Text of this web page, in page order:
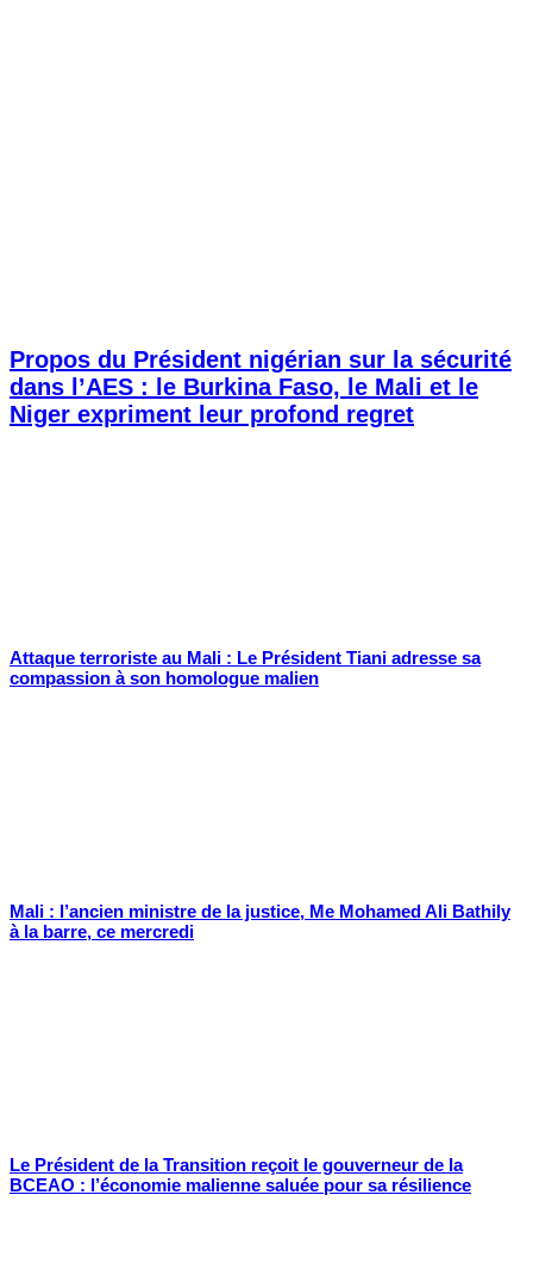
Propos du Président nigérian sur la sécurité
dans l’AES : le Burkina Faso, le Mali et le
Niger expriment leur profond regret
Attaque terroriste au Mali : Le Président Tiani adresse sa
compassion à son homologue malien
Mali : l’ancien ministre de la justice, Me Mohamed Ali Bathily
à la barre, ce mercredi
Le Président de la Transition reçoit le gouverneur de la
BCEAO : l’économie malienne saluée pour sa résilience